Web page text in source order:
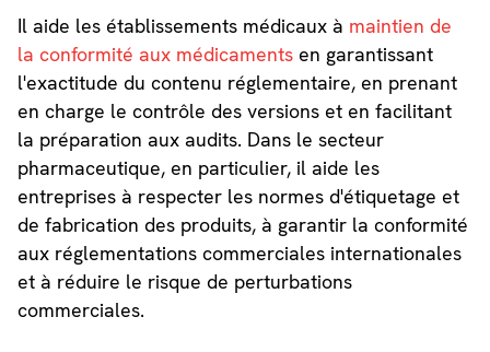
Il aide les établissements médicaux à maintien de
la conformité aux médicamentsen garantissant
l'exactitude du contenu réglementaire, en prenant
en charge le contrôle des versions et en facilitant
la préparation aux audits. Dans le secteur
pharmaceutique, en particulier, il aide les
entreprises à respecter les normes d'étiquetage et
de fabrication des produits, à garantir la conformité
aux réglementations commerciales internationales
et à réduire le risque de perturbations
commerciales.